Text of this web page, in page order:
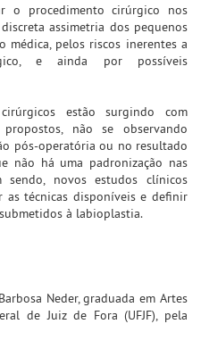
o procedimento cirúrgico nos
assimetria dos pequenos
médica, pelos riscos inerentes a
e ainda por possíveis
estão surgindo com
não se observando
pós-operatória ou no resultado
não há uma padronização nas
sendo, novos estudos clínicos
as técnicas disponíveis e definir
à labioplastia.
Neder, graduada em Artes
de Juiz de Fora (UFJF), pela